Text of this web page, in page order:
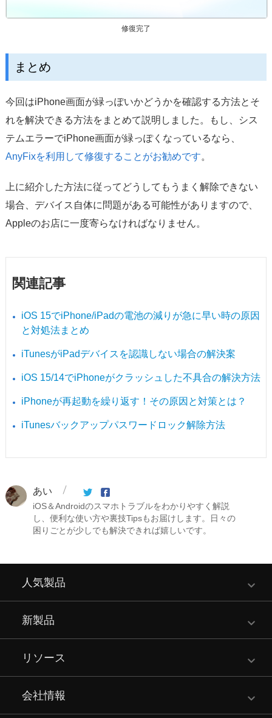
修復完了
まとめ
今回はiPhone画面が緑っぽいかどうかを確認する方法とそ
れを解決できる方法をまとめて説明しました。もし、シス
テムエラーでiPhone画面が緑っぽくなっているなら、
AnyFixを利用して修復することがお勧めです。
上に紹介した方法に従ってどうしてもうまく解除できない
場合、デバイス自体に問題がある可能性がありますので、
Appleのお店に一度寄らなければなりません。
関連記事
iOS 15でiPhone/iPadの電池の減りが急に早い時の原因
と対処法まとめ
iTunesがiPadデバイスを認識しない場合の解決案
iOS 15/14でiPhoneがクラッシュした不具合の解決方法
iPhoneが再起動を繰り返す！その原因と対策とは？
iTunesバックアップパスワードロック解除方法
あい
iOS＆Androidのスマホトラブルをわかりやすく解説
し、便利な使い方や裏技Tipsもお届けします。日々の
困りごとが少しでも解決できれば嬉しいです。
人気製品
新製品
リソース
会社情報